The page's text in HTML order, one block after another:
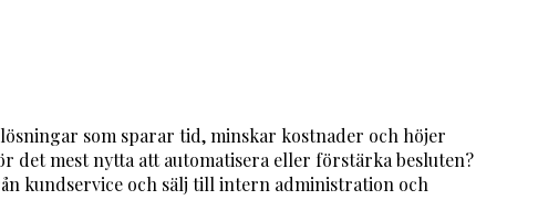
som sparar tid, minskar kostnader och höjer
det mest nytta att automatisera eller förstärka besluten?
kundservice och sälj till intern administration och